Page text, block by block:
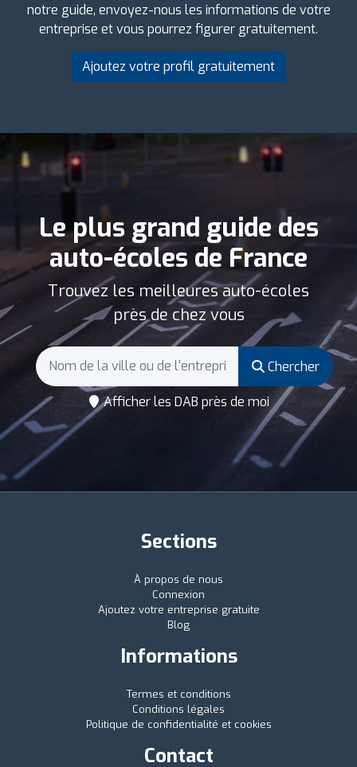
notre guide, envoyez-nous les informations de votre
entreprise et vous pourrez figurer gratuitement.
Ajoutez votre profil gratuitement
Le plus grand guide des
auto-écoles de France
Trouvez les meilleures auto-écoles
près de chez vous
Chercher
Afficher les DAB près de moi
Sections
À propos de nous
Connexion
Ajoutez votre entreprise gratuite
Blog
Informations
Termes et conditions
Conditions légales
Politique de confidentialité et cookies
Contact